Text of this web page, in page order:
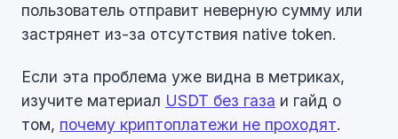
пользователь отправит неверную сумму или
застрянет из-за отсутствия native token.
Если эта проблема уже видна в метриках,
изучите материал USDT без газа и гайд о
том, почему криптоплатежи не проходят.